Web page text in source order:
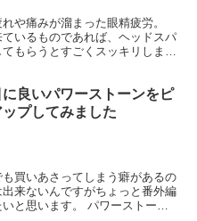
や痛みが溜まった眼精疲労。
いるものであれば、ヘッドスパ
もらうとすごくスッキリします
良いパワーストーンをピ
ップしてみました
買いあさってしまう癖があるの
来ないんですがちょっと番外編
と思います。 パワーストーン